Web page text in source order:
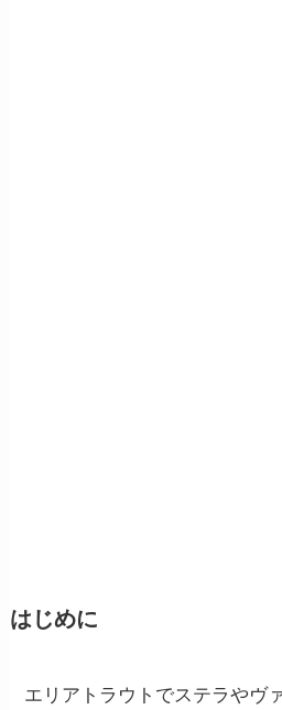
はじめに
エリアトラウトでステラやヴ